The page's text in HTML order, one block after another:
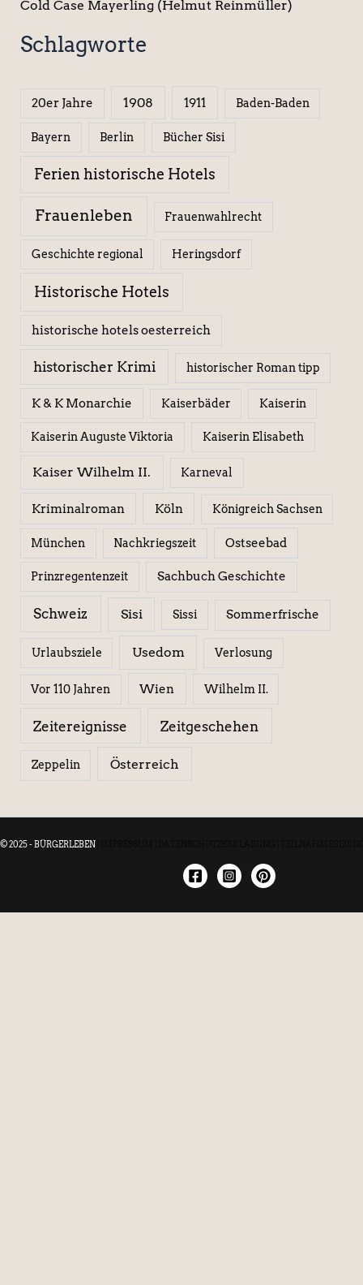
Cold Case Mayerling (Helmut Reinmüller)
Schlagworte
20er Jahre 1908 1911 Baden-Baden
Bayern Berlin Bücher Sisi
Ferien historische Hotels
Frauenleben Frauenwahlrecht
Geschichte regional Heringsdorf
Historische Hotels
historische hotels oesterreich
historischer Krimi historischer Roman tipp
K & K Monarchie Kaiserbäder Kaiserin
Kaiserin Auguste Viktoria Kaiserin Elisabeth
Kaiser Wilhelm II. Karneval
Kriminalroman Köln Königreich Sachsen
München Nachkriegszeit Ostseebad
Prinzregentenzeit Sachbuch Geschichte
Schweiz Sisi Sissi Sommerfrische
Urlaubsziele Usedom Verlosung
Vor 110 Jahren Wien Wilhelm II.
Zeitereignisse Zeitgeschehen
Zeppelin Österreich
© 2025 - BÜRGERLEBEN